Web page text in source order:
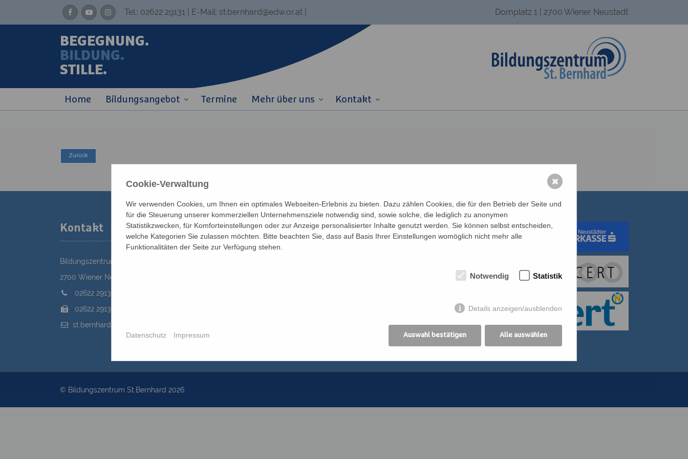
Tel.: 02622 29131 | E-Mail: st.bernhard@edw.or.at Domplatz 1 | 2700 Wiener Neustadt
BEGEGNUNG.
BILDUNG.
STILLE.
Home Bildungsangebot Termine Mehr über uns Kontakt
Kontakt
Bildungszentrum St. Bernhard der Erzdiözese Wien
2700 Wiener Neustadt, Domplatz 1
02622 29131
02622 29131-5040
st.bernhard@edw.or.at
Links Partner
Erzdiözese Wien
© Bildungszentrum St.Bernhard 2026
Cookie-Verwaltung
Wir verwenden Cookies, um Ihnen ein optimales Webseiten-Erlebnis zu bieten. Dazu zählen Cookies, die für den Betrieb der Seite und
für die Steuerung unserer kommerziellen Unternehmensziele notwendig sind, sowie solche, die lediglich zu anonymen
Statistikzwecken, für Komforteinstellungen oder zur Anzeige personalisierter Inhalte genutzt werden. Sie können selbst entscheiden,
welche Kategorien Sie zulassen möchten. Bitte beachten Sie, dass auf Basis Ihrer Einstellungen womöglich nicht mehr alle
Funktionalitäten der Seite zur Verfügung stehen.
Notwendig Statistik
Details anzeigen/ausblenden
Auswahl bestätigen Alle auswählen
Datenschutz Impressum
✖